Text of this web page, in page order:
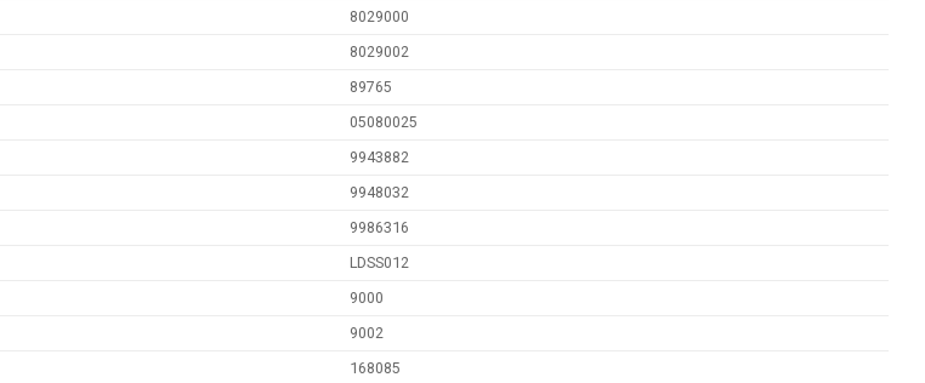
8029000
8029002
89765
05080025
9943882
9948032
9986316
LDSS012
9000
9002
168085